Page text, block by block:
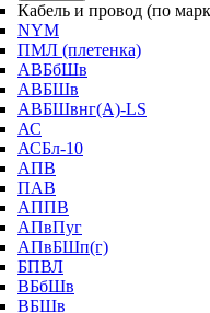
Кабель и провод (по
NYM
ПМЛ (плетенка)
АВБбШв
АВБШв
АВБШвнг(А)-LS
АС
АСБл-10
АПВ
ПАВ
АППВ
АПвПуг
АПвБШп(г)
БПВЛ
ВБбШв
ВБШв